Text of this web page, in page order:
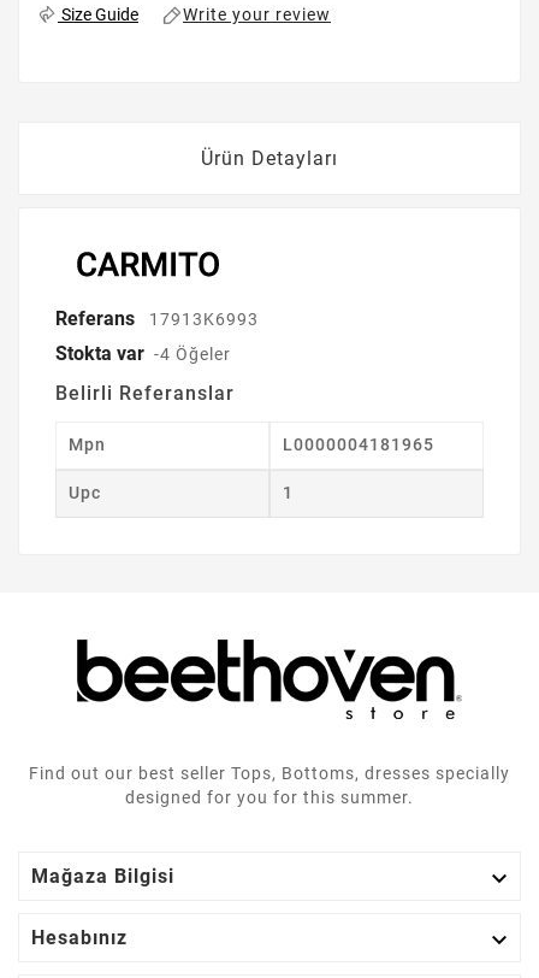
Size Guide Write your review
Ürün Detayları
Referans 17913K6993
Stokta var -4 Öğeler
Belirli Referanslar
Mpn L0000004181965
Upc 1
Find out our best seller Tops, Bottoms, dresses specially
designed for you for this summer.
Mağaza Bilgisi 
Hesabınız 